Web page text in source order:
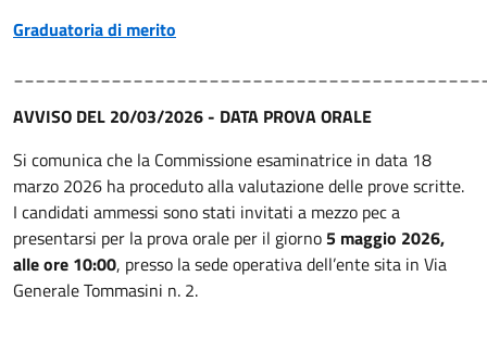
Graduatoria di merito
AVVISO DEL 20/03/2026 - DATA PROVA ORALE
Si comunica che la Commissione esaminatrice in data 18
marzo 2026 ha proceduto alla valutazione delle prove scritte.
I candidati ammessi sono stati invitati a mezzo pec a
presentarsi per la prova orale per il giorno 5 maggio 2026,
alle ore 10:00, presso la sede operativa dell’ente sita in Via
Generale Tommasini n. 2.